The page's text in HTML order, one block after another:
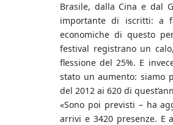
Brasile, dalla Cina e dal
importante di iscritti: a
economiche di questo
festival registrano un
flessione del 25%. E
stato un aumento: siamo
del 2012 ai 620 di
«Sono poi previsti – ha
arrivi e 3420 presenze. E